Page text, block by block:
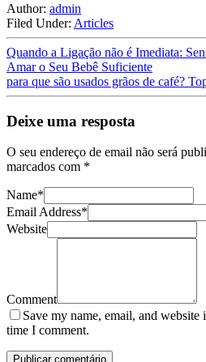
Author: admin
Filed Under: Articles
Quando a Ligação não é Imediata:
Amar o Seu Bebê Suficiente
para que são usados grãos de café?
Deixe uma resposta
O seu endereço de email não será
marcados com *
Name*
Email Address*
Website
Comment
Save my name, email, and
time I comment.